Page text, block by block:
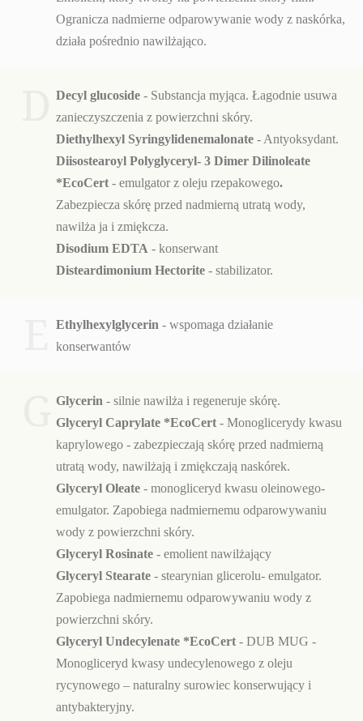
Ogranicza nadmierne odparowywanie wody z naskórka,
działa pośrednio nawilżająco.
Decyl glucoside - Substancja myjąca. Łagodnie usuwa
zanieczyszczenia z powierzchni skóry.
Diethylhexyl Syringylidenemalonate - Antyoksydant.
Diisostearoyl Polyglyceryl- 3 Dimer Dilinoleate
*EcoCert - emulgator z oleju rzepakowego.
Zabezpiecza skórę przed nadmierną utratą wody,
nawilża ja i zmiękcza.
Disodium EDTA - konserwant
Disteardimonium Hectorite - stabilizator.
Ethylhexylglycerin - wspomaga działanie
konserwantów
Glycerin - silnie nawilża i regeneruje skórę.
Glyceryl Caprylate *EcoCert - Monoglicerydy kwasu
kaprylowego - zabezpieczają skórę przed nadmierną
utratą wody, nawilżają i zmiękczają naskórek.
Glyceryl Oleate - monogliceryd kwasu oleinowego-
emulgator. Zapobiega nadmiernemu odparowywaniu
wody z powierzchni skóry.
Glyceryl Rosinate - emolient nawilżający
Glyceryl Stearate - stearynian glicerolu- emulgator.
Zapobiega nadmiernemu odparowywaniu wody z
powierzchni skóry.
Glyceryl Undecylenate *EcoCert - DUB MUG -
Monogliceryd kwasy undecylenowego z oleju
rycynowego – naturalny surowiec konserwujący i
antybakteryjny.